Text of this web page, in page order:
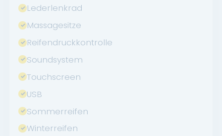
Lederlenkrad
Massagesitze
Reifendruckkontrolle
Soundsystem
Touchscreen
USB
Sommerreifen
Winterreifen